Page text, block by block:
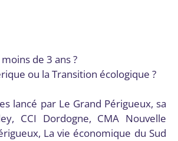
de 3 ans ?
ou la Transition écologique ?
lancé par Le Grand Périgueux, sa
CCI Dordogne, CMA Nouvelle
La vie économique du Sud